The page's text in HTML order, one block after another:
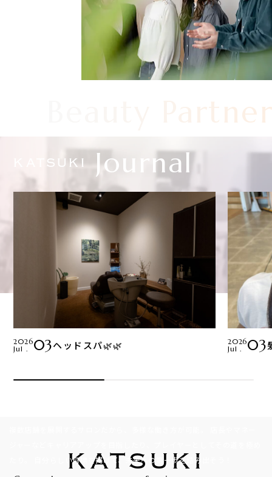
Beauty
KATSUKI Journal
2026
Jul .
03ヘッドスパ🌿🌿
2026
Jul .
03
Recruit
自分らしい目標を掲げて、未来への第一歩を踏み出そう！
KATSUKI